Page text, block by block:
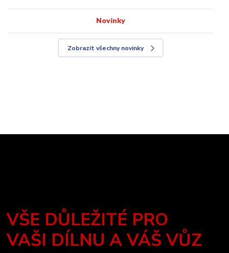
Novinky
Zobrazit všechny novinky
VŠE DŮLEŽITÉ PRO
VAŠI DÍLNU A VÁŠ VŮZ